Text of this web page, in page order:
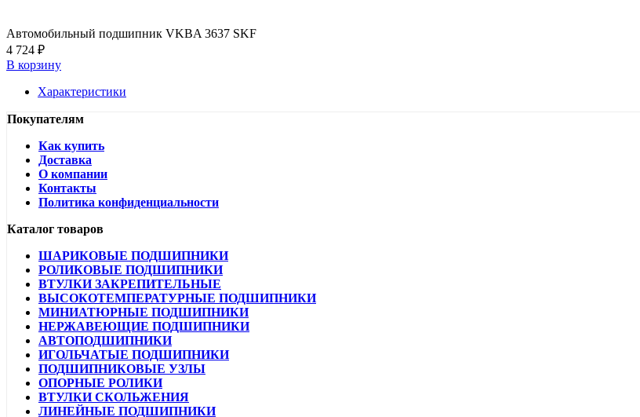
Автомобильный подшипник VKBA 3637 SKF
4 724 ₽
В корзину
Характеристики
Покупателям
Как купить
Доставка
О компании
Контакты
Политика конфиденциальности
Каталог товаров
ШАРИКОВЫЕ ПОДШИПНИКИ
РОЛИКОВЫЕ ПОДШИПНИКИ
ВТУЛКИ ЗАКРЕПИТЕЛЬНЫЕ
ВЫСОКОТЕМПЕРАТУРНЫЕ ПОДШИПНИКИ
МИНИАТЮРНЫЕ ПОДШИПНИКИ
НЕРЖАВЕЮЩИЕ ПОДШИПНИКИ
АВТОПОДШИПНИКИ
ИГОЛЬЧАТЫЕ ПОДШИПНИКИ
ПОДШИПНИКОВЫЕ УЗЛЫ
ОПОРНЫЕ РОЛИКИ
ВТУЛКИ СКОЛЬЖЕНИЯ
ЛИНЕЙНЫЕ ПОДШИПНИКИ